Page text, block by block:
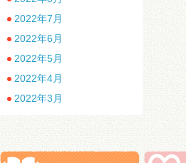
2022年7月
2022年6月
2022年5月
2022年4月
2022年3月